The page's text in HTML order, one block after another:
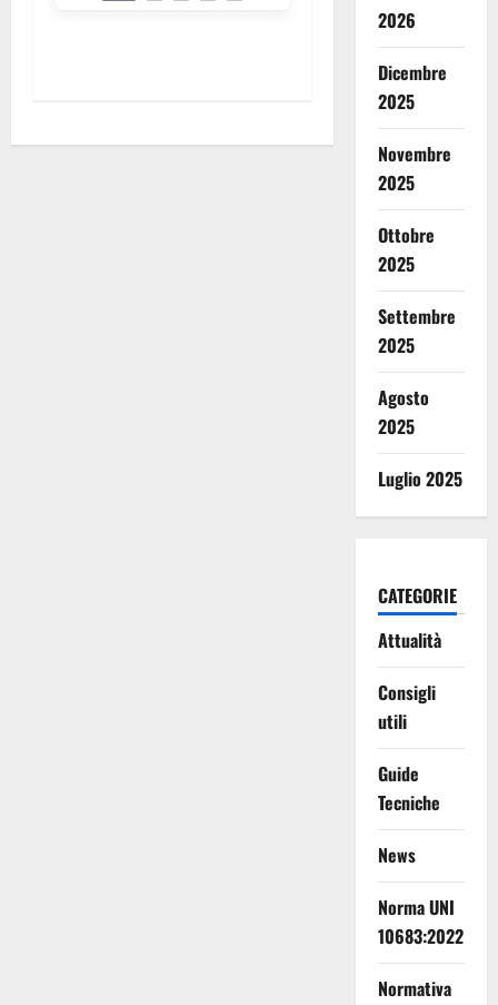
Precedente
2026
Dicembre
2025
Novembre
2025
Ottobre
2025
Settembre
2025
Agosto
2025
Luglio 2025
CATEGORIE
Attualità
Consigli
utili
Guide
Tecniche
News
Norma UNI
10683:2022
Normativa